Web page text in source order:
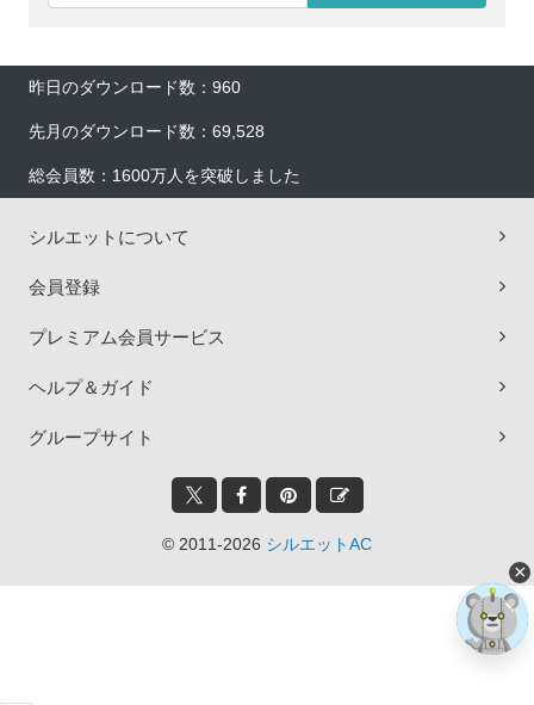
昨日のダウンロード数：960
先月のダウンロード数：69,528
総会員数：1600万人を突破しました
シルエットについて
会員登録
プレミアム会員サービス
ヘルプ＆ガイド
グループサイト
© 2011-2026 シルエットAC
×